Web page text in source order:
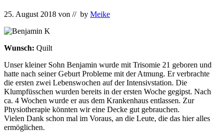
25. August 2018 von // by Meike
Wunsch: Quilt
Unser kleiner Sohn Benjamin wurde mit Trisomie 21 geboren und
hatte nach seiner Geburt Probleme mit der Atmung. Er verbrachte
die ersten zwei Lebenswochen auf der Intensivstation. Die
Klumpfüsschen wurden bereits in der ersten Woche gegipst. Nach
ca. 4 Wochen wurde er aus dem Krankenhaus entlassen. Zur
Physiotherapie könnten wir eine Decke gut gebrauchen.
Vielen Dank schon mal im Voraus, an die Leute, die das hier alles
ermöglichen.